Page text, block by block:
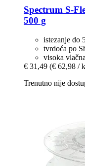
Spectrum S-​
500 g
istezanje do
tvrdoća po
visoka
€ 31,49 (€ 62,98 /
Trenutno nije